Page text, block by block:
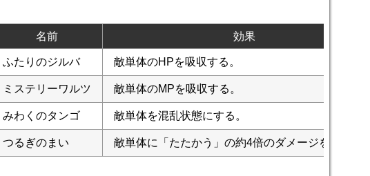
名前 効果
ふたりのジルバ 敵単体のHPを吸収する。
ミステリーワルツ 敵単体のMPを吸収する。
みわくのタンゴ 敵単体を混乱状態にする。
つるぎのまい 敵単体に「たたかう」の約4倍のダメージを与える。